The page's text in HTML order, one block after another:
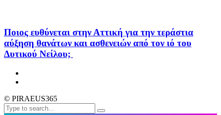
Ποιος ευθύνεται στην Αττική για την τεράστια
αύξηση θανάτων και ασθενειών από τον ιό του
Δυτικού Νείλου;
© PIRAEUS365